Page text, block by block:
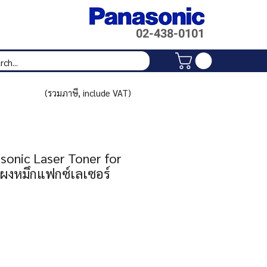
02-438-0101
Laser Toner for
งหมึกแฟกซ์เลเซอร์
(รวมภาษี, include VAT)